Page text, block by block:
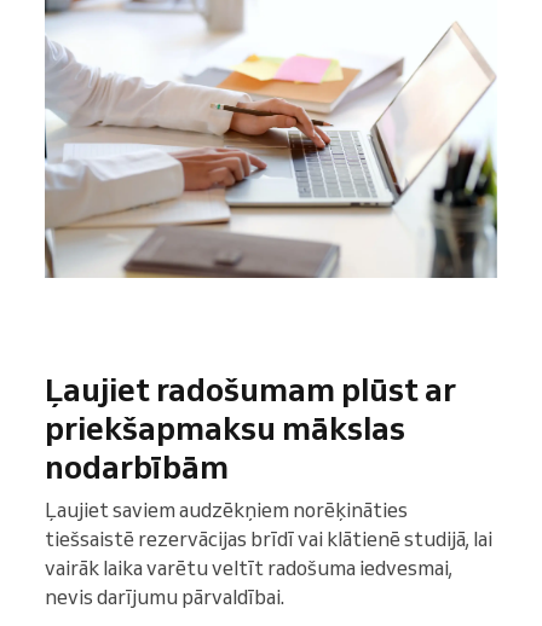
Ļaujiet radošumam plūst ar
priekšapmaksu mākslas
nodarbībām
Ļaujiet saviem audzēkņiem norēķināties
tiešsaistē rezervācijas brīdī vai klātienē studijā, lai
vairāk laika varētu veltīt radošuma iedvesmai,
nevis darījumu pārvaldībai.